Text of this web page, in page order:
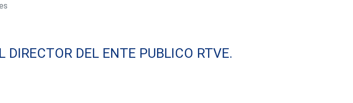
DIRECTOR DEL ENTE PUBLICO RTVE.